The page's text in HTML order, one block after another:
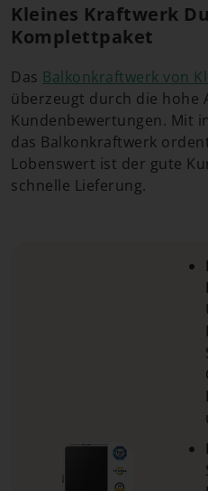
Kleines Kraftwerk
Komplettpaket
Das Balkonkraftwerk von
überzeugt durch die hohe
Kundenbewertungen. Mit
das Balkonkraftwerk
Lobenswert ist der gute
schnelle Lieferung.